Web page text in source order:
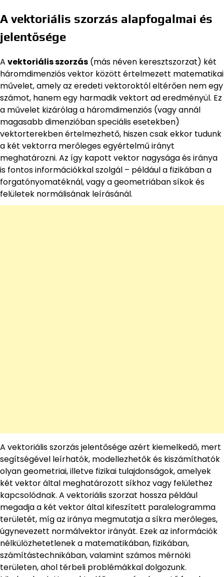
A vektoriális szorzás alapfogalmai és
jelentősége
A vektoriális szorzás (más néven keresztszorzat) két
háromdimenziós vektor között értelmezett matematikai
művelet, amely az eredeti vektoroktól eltérően nem egy
számot, hanem egy harmadik vektort ad eredményül. Ez
a művelet kizárólag a háromdimenziós (vagy annál
magasabb dimenzióban speciális esetekben)
vektorterekben értelmezhető, hiszen csak ekkor tudunk
a két vektorra merőleges egyértelmű irányt
meghatározni. Az így kapott vektor nagysága és iránya
is fontos információkkal szolgál – például a fizikában a
forgatónyomatéknál, vagy a geometriában síkok és
felületek normálisának leírásánál.
A vektoriális szorzás jelentősége azért kiemelkedő, mert
segítségével leírhatók, modellezhetők és kiszámíthatók
olyan geometriai, illetve fizikai tulajdonságok, amelyek
két vektor által meghatározott síkhoz vagy felülethez
kapcsolódnak. A vektoriális szorzat hossza például
megadja a két vektor által kifeszített paralelogramma
területét, míg az iránya megmutatja a síkra merőleges,
úgynevezett normálvektor irányát. Ezek az információk
nélkülözhetetlenek a matematikában, fizikában,
számítástechnikában, valamint számos mérnöki
területen, ahol térbeli problémákkal dolgozunk.